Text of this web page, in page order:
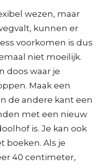
wezen, maar
kunnen er
voorkomen is dus
niet moeilijk.
doos waar je
Maak een
de andere kant een
met een nieuw
is. Je kan ook
boeken. Als je
40 centimeter,